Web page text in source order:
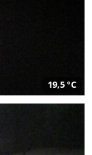
19,5 °C